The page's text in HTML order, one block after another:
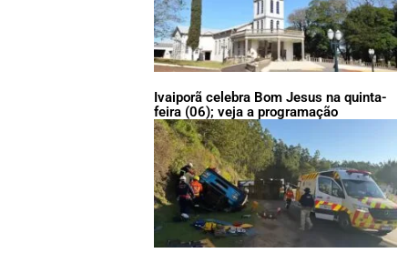
Ivaiporã celebra Bom Jesus na quinta-
feira (06); veja a programação